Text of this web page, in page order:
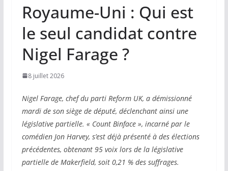
Royaume-Uni : Qui est
le seul candidat contre
Nigel Farage ?
8 juillet 2026
Nigel Farage, chef du parti Reform UK, a démissionné
mardi de son siège de député, déclenchant ainsi une
législative partielle. « Count Binface », incarné par le
comédien Jon Harvey, s’est déjà présenté à des élections
précédentes, obtenant 95 voix lors de la législative
partielle de Makerfield, soit 0,21 % des suffrages.